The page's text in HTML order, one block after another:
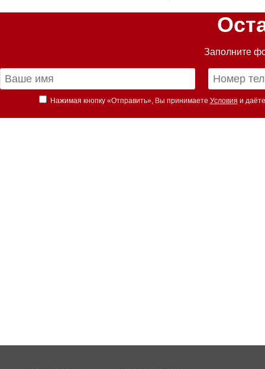
Заполните
Нажимая кнопку «Отправить», Вы принимаете Условия и